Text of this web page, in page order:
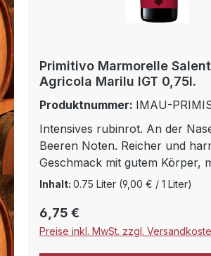
Primitivo Marmorelle
Agricola Marilu IGT 0,75l.
Produktnummer: IMAU-
Intensives rubinrot. An der
Beeren Noten. Reicher und
Geschmack mit gutem Körper,
mit angenehmen Tanninen.
Inhalt: 0.75 Liter (9,00 € / 1 Liter)
Regulärer Preis:
6,75 €
Preise inkl. MwSt. zzgl.